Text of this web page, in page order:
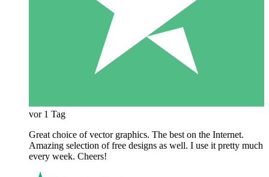
vor 1 Tag
Great choice of vector graphics. The best on the Internet.
Amazing selection of free designs as well. I use it pretty much
every week. Cheers!